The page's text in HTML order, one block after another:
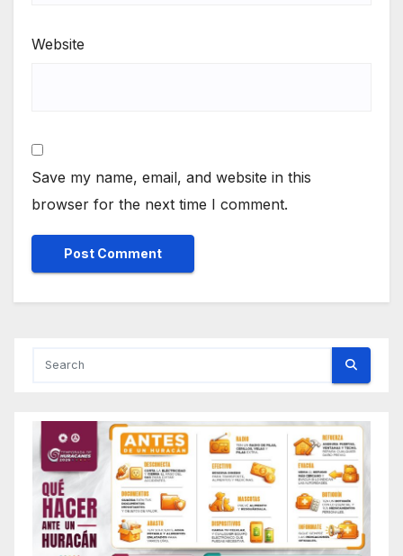
Website
Save my name, email, and website in this
browser for the next time I comment.